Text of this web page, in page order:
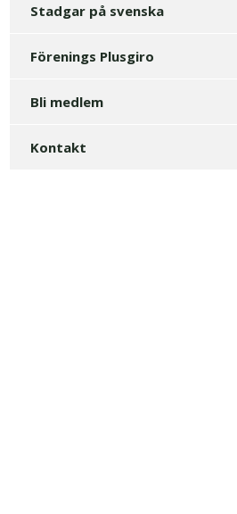
Stadgar på svenska
Förenings Plusgiro
Bli medlem
Kontakt